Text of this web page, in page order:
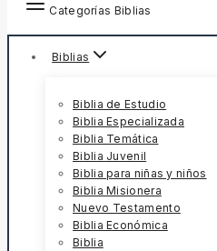
Categorías Biblias
Biblias
Biblia de Estudio
Biblia Especializada
Biblia Temática
Biblia Juvenil
Biblia para niñas y niños
Biblia Misionera
Nuevo Testamento
Biblia Económica
Biblia